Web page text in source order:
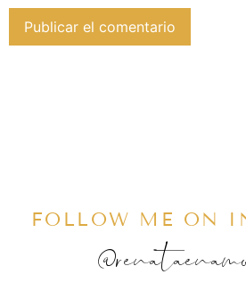
FOLLOW ME ON